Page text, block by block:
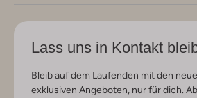
Lass uns in Kontakt
Bleib auf dem Laufenden mit den
exklusiven Angeboten, nur für dich.